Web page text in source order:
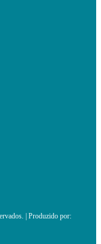
| Produzido por: